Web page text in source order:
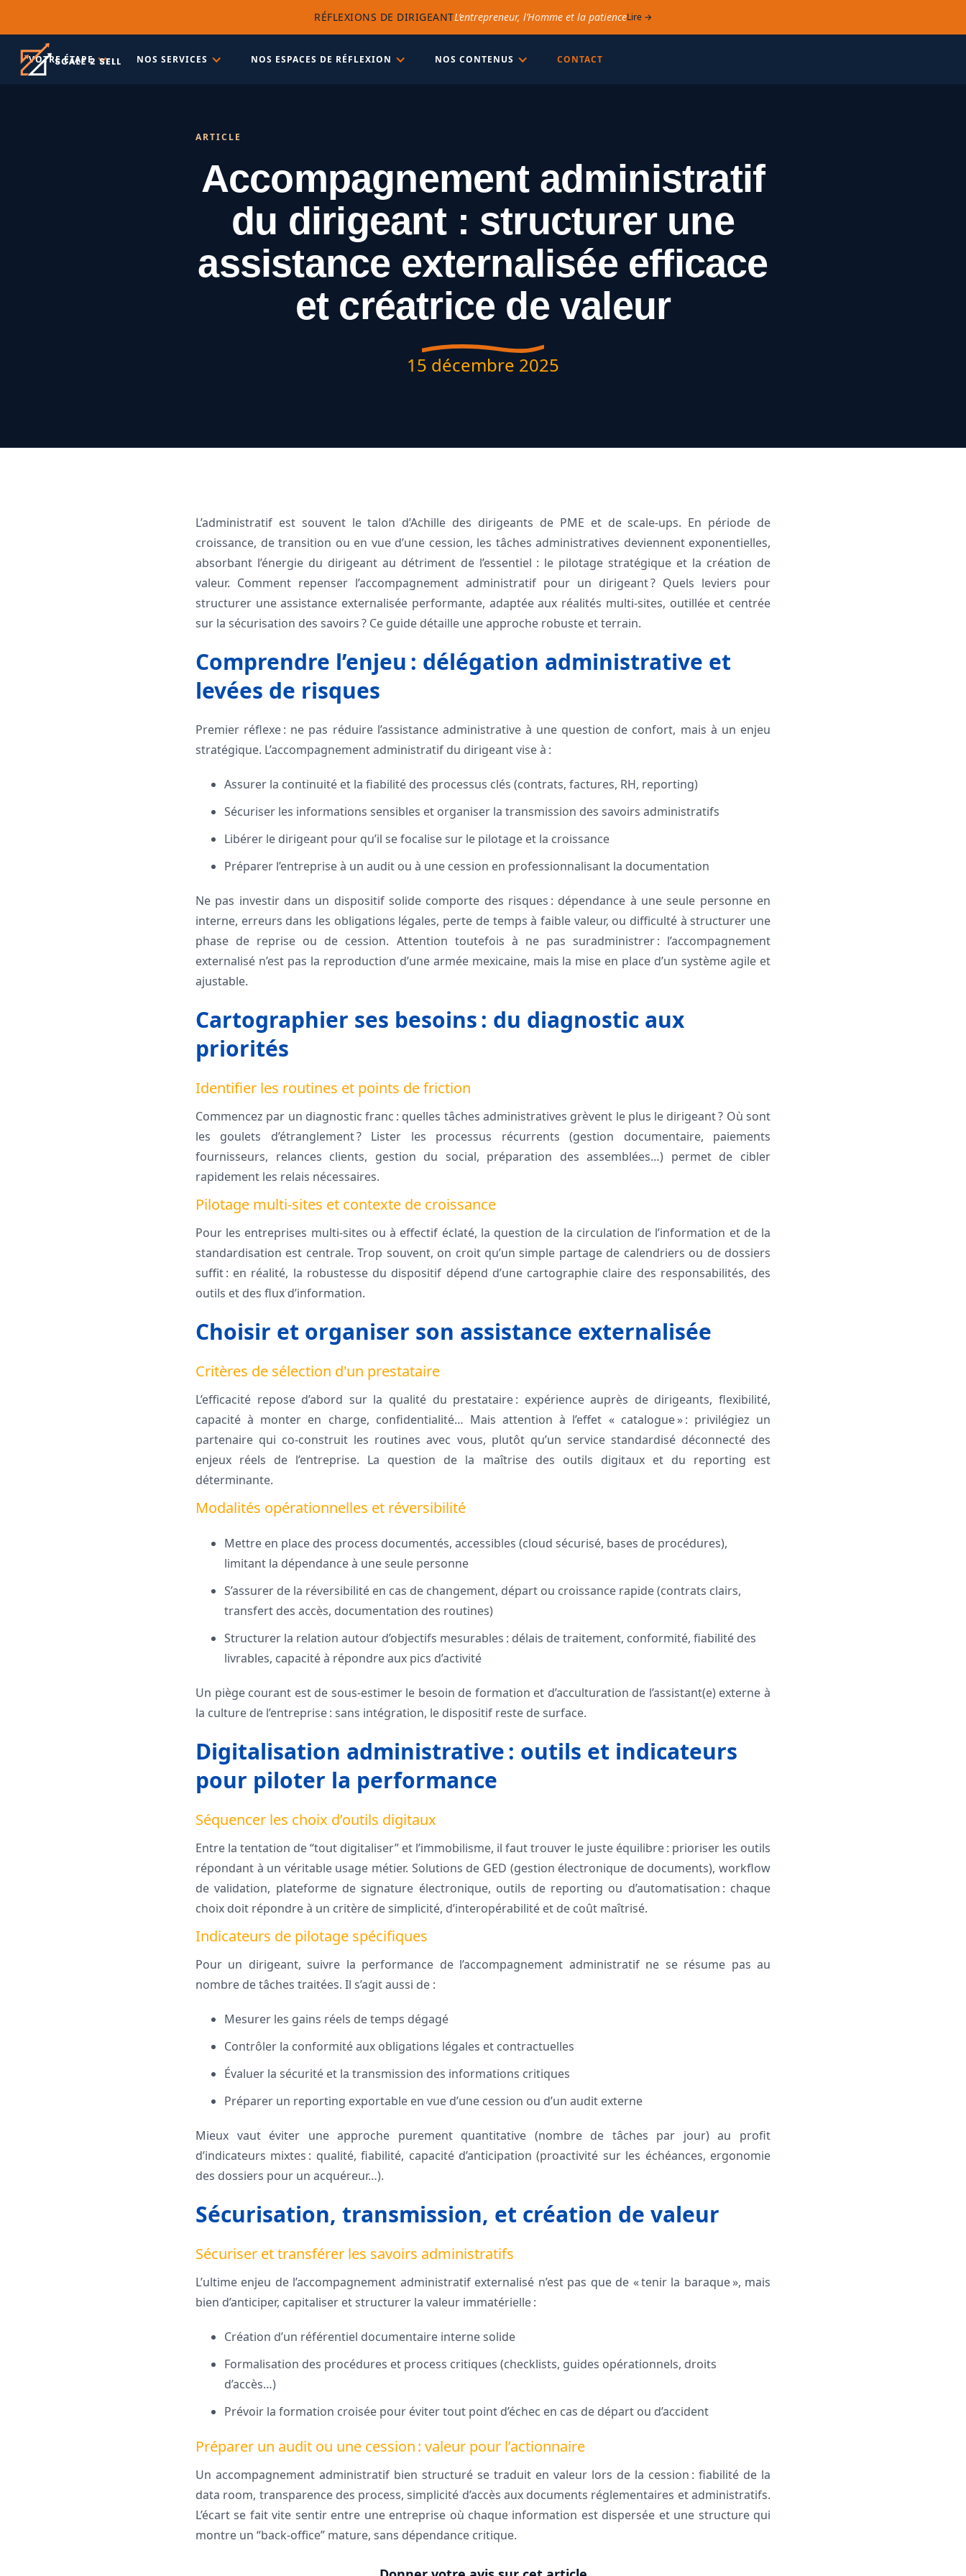
RÉFLEXIONS DE DIRIGEANTL’entrepreneur, l’Homme et la patienceLire →
VOTRE ÉTAPE NOS SERVICES NOS ESPACES DE RÉFLEXION NOS CONTENUS CONTACT
ARTICLE
Accompagnement administratif
du dirigeant : structurer une
assistance externalisée efficace
et créatrice de valeur
15 décembre 2025
L’administratif est souvent le talon d’Achille des dirigeants de PME et de scale-ups. En période de
croissance, de transition ou en vue d’une cession, les tâches administratives deviennent exponentielles,
absorbant l’énergie du dirigeant au détriment de l’essentiel : le pilotage stratégique et la création de
valeur. Comment repenser l’accompagnement administratif pour un dirigeant ? Quels leviers pour
structurer une assistance externalisée performante, adaptée aux réalités multi-sites, outillée et centrée
sur la sécurisation des savoirs ? Ce guide détaille une approche robuste et terrain.
Comprendre l’enjeu : délégation administrative et
levées de risques
Premier réflexe : ne pas réduire l’assistance administrative à une question de confort, mais à un enjeu
stratégique. L’accompagnement administratif du dirigeant vise à :
Assurer la continuité et la fiabilité des processus clés (contrats, factures, RH, reporting)
Sécuriser les informations sensibles et organiser la transmission des savoirs administratifs
Libérer le dirigeant pour qu’il se focalise sur le pilotage et la croissance
Préparer l’entreprise à un audit ou à une cession en professionnalisant la documentation
Ne pas investir dans un dispositif solide comporte des risques : dépendance à une seule personne en
interne, erreurs dans les obligations légales, perte de temps à faible valeur, ou difficulté à structurer une
phase de reprise ou de cession. Attention toutefois à ne pas suradministrer : l’accompagnement
externalisé n’est pas la reproduction d’une armée mexicaine, mais la mise en place d’un système agile et
ajustable.
Cartographier ses besoins : du diagnostic aux
priorités
Identifier les routines et points de friction
Commencez par un diagnostic franc : quelles tâches administratives grèvent le plus le dirigeant ? Où sont
les goulets d’étranglement ? Lister les processus récurrents (gestion documentaire, paiements
fournisseurs, relances clients, gestion du social, préparation des assemblées…) permet de cibler
rapidement les relais nécessaires.
Pilotage multi-sites et contexte de croissance
Pour les entreprises multi-sites ou à effectif éclaté, la question de la circulation de l’information et de la
standardisation est centrale. Trop souvent, on croit qu’un simple partage de calendriers ou de dossiers
suffit : en réalité, la robustesse du dispositif dépend d’une cartographie claire des responsabilités, des
outils et des flux d’information.
Choisir et organiser son assistance externalisée
Critères de sélection d'un prestataire
L’efficacité repose d’abord sur la qualité du prestataire : expérience auprès de dirigeants, flexibilité,
capacité à monter en charge, confidentialité… Mais attention à l’effet « catalogue » : privilégiez un
partenaire qui co-construit les routines avec vous, plutôt qu’un service standardisé déconnecté des
enjeux réels de l’entreprise. La question de la maîtrise des outils digitaux et du reporting est
déterminante.
Modalités opérationnelles et réversibilité
Mettre en place des process documentés, accessibles (cloud sécurisé, bases de procédures),
limitant la dépendance à une seule personne
S’assurer de la réversibilité en cas de changement, départ ou croissance rapide (contrats clairs,
transfert des accès, documentation des routines)
Structurer la relation autour d’objectifs mesurables : délais de traitement, conformité, fiabilité des
livrables, capacité à répondre aux pics d’activité
Un piège courant est de sous-estimer le besoin de formation et d’acculturation de l’assistant(e) externe à
la culture de l’entreprise : sans intégration, le dispositif reste de surface.
Digitalisation administrative : outils et indicateurs
pour piloter la performance
Séquencer les choix d’outils digitaux
Entre la tentation de “tout digitaliser” et l’immobilisme, il faut trouver le juste équilibre : prioriser les outils
répondant à un véritable usage métier. Solutions de GED (gestion électronique de documents), workflow
de validation, plateforme de signature électronique, outils de reporting ou d’automatisation : chaque
choix doit répondre à un critère de simplicité, d’interopérabilité et de coût maîtrisé.
Indicateurs de pilotage spécifiques
Pour un dirigeant, suivre la performance de l’accompagnement administratif ne se résume pas au
nombre de tâches traitées. Il s’agit aussi de :
Mesurer les gains réels de temps dégagé
Contrôler la conformité aux obligations légales et contractuelles
Évaluer la sécurité et la transmission des informations critiques
Préparer un reporting exportable en vue d’une cession ou d’un audit externe
Mieux vaut éviter une approche purement quantitative (nombre de tâches par jour) au profit
d’indicateurs mixtes : qualité, fiabilité, capacité d’anticipation (proactivité sur les échéances, ergonomie
des dossiers pour un acquéreur…).
Sécurisation, transmission, et création de valeur
Sécuriser et transférer les savoirs administratifs
L’ultime enjeu de l’accompagnement administratif externalisé n’est pas que de « tenir la baraque », mais
bien d’anticiper, capitaliser et structurer la valeur immatérielle :
Création d’un référentiel documentaire interne solide
Formalisation des procédures et process critiques (checklists, guides opérationnels, droits
d’accès…)
Prévoir la formation croisée pour éviter tout point d’échec en cas de départ ou d’accident
Préparer un audit ou une cession : valeur pour l’actionnaire
Un accompagnement administratif bien structuré se traduit en valeur lors de la cession : fiabilité de la
data room, transparence des process, simplicité d’accès aux documents réglementaires et administratifs.
L’écart se fait vite sentir entre une entreprise où chaque information est dispersée et une structure qui
montre un “back-office” mature, sans dépendance critique.